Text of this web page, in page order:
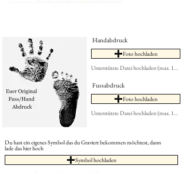
Handabdruck
Foto hochladen
Unterstützte Datei hochladen (max. 15MB)
Fussabdruck
Foto hochladen
Unterstützte Datei hochladen (max. 15MB)
Du hast ein eigenes Symbol das du Graviert bekommen möchtest, dann
lade das hier hoch
Symbol hochladen